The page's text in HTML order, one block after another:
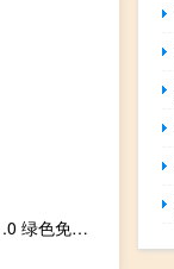
土豆网视频解析器 V1.0 绿色免费版（土豆网视频解析器 V1.0 绿色免费版功能简介）